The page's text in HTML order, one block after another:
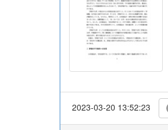
2023-03-20 13:52:23